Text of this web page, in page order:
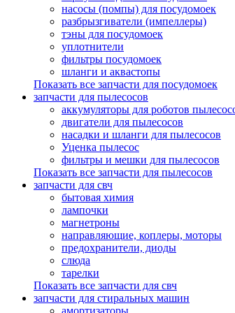
насосы (помпы) для посудомоек
разбрызгиватели (импеллеры)
тэны для посудомоек
уплотнители
фильтры посудомоек
шланги и аквастопы
Показать все запчасти для посудомоек
запчасти для пылесосов
аккумуляторы для роботов
двигатели для пылесосов
насадки и шланги для пылесосов
Уценка пылесос
фильтры и мешки для пылесосов
Показать все запчасти для пылесосов
запчасти для свч
бытовая химия
лампочки
магнетроны
направляющие, коплеры, моторы
предохранители, диоды
слюда
тарелки
Показать все запчасти для свч
запчасти для стиральных машин
амортизаторы